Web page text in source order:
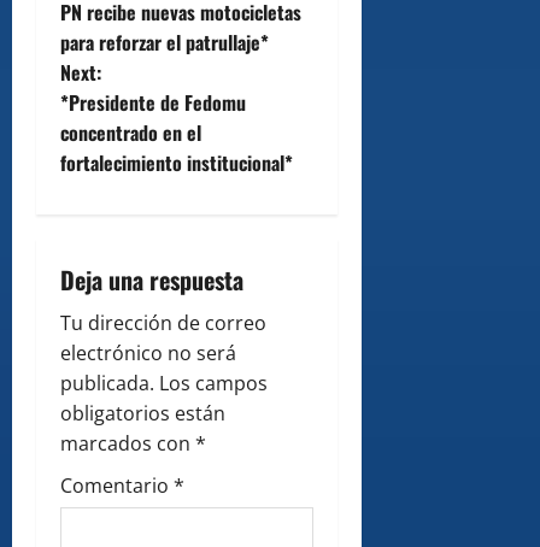
o
s
t
n
v
i
g
a
t
i
PN recibe nuevas motocicletas
para reforzar el patrullaje*
Next:
*Presidente de Fedomu
concentrado en el
fortalecimiento institucional*
Deja una respuesta
Tu dirección de correo
electrónico no será
publicada. Los campos
obligatorios están
marcados con *
Comentario *